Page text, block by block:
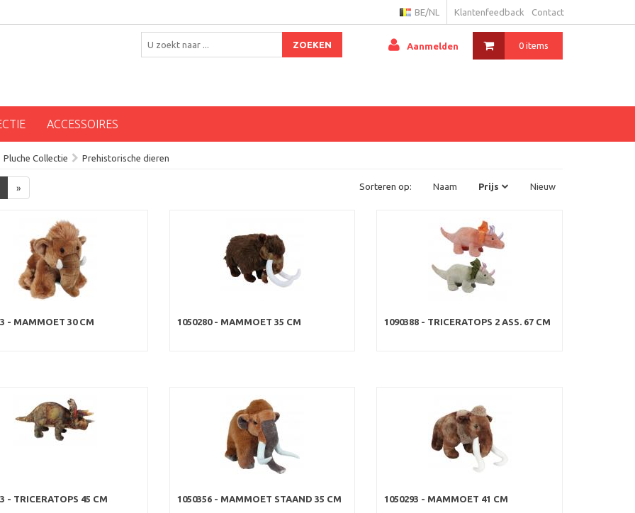
Klantenfeedback Contact
BE/NL
0 items
Aanmelden
ZOEKEN
ACCESSOIRES
Pluche Collectie Prehistorische dieren
» Sorteren op: Naam Prijs Nieuw
- MAMMOET 30 CM 1050280 - MAMMOET 35 CM 1090388 - TRICERATOPS 2 ASS. 67 CM
- TRICERATOPS 45 CM 1050356 - MAMMOET STAAND 35 CM 1050293 - MAMMOET 41 CM